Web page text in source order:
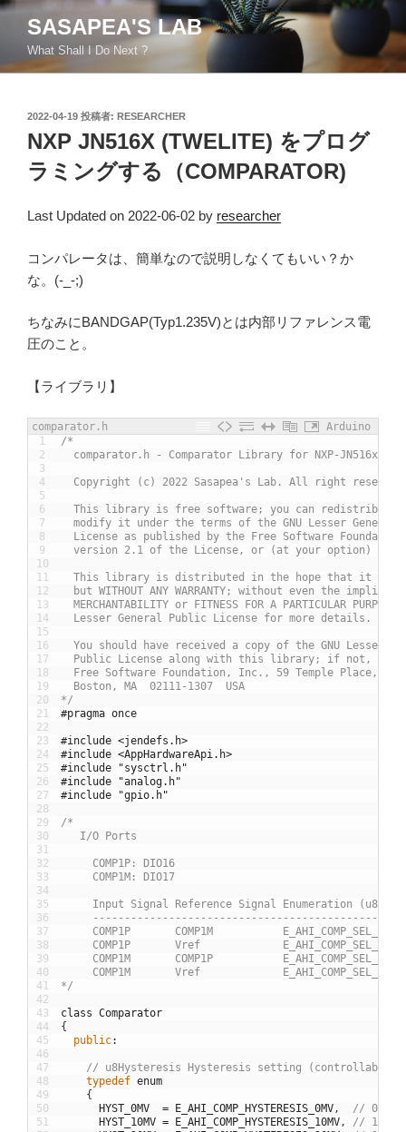
コ
ン
SASAPEA'S LAB
What Shall I Do Next ?
投
稿
日:
2022-04-19 投稿者: RESEARCHER
NXP JN516X (TWELITE) をプログ
ラミングする（COMPARATOR)
Last Updated on 2022-06-02 by researcher
コンパレータは、簡単なので説明しなくてもいい？か
な。(-_-;)
ちなみにBANDGAP(Typ1.235V)とは内部リファレンス電
圧のこと。
【ライブラリ】
comparator.h
Arduino
1
2
3
4
5
6
7
8
9
10
11
12
13
14
15
16
17
18
19
20
21
22
23
24
25
26
27
28
29
30
31
32
33
34
35
36
37
38
39
40
41
42
43
44
45
46
47
48
49
50
51
/*
comparator.h - Comparator Library for NXP-JN516x
Copyright (c) 2022 Sasapea's Lab. All right
This library is free software; you can redistribute
modify it under the terms of the GNU Lesser General
License as published by the Free Software
version 2.1 of the License, or (at your option) any
This library is distributed in the hope that it will
but WITHOUT ANY WARRANTY; without even the implied
MERCHANTABILITY or FITNESS FOR A PARTICULAR
Lesser General Public License for more details.
You should have received a copy of the GNU Lesser
Public License along with this library; if not,
Free Software Foundation, Inc., 59 Temple Place,
Boston, MA  02111-1307  USA
*/
#pragma once
#include <jendefs.h>
#include <AppHardwareApi.h>
#include "sysctrl.h"
#include "analog.h"
#include "gpio.h"
/*
I/O Ports
COMP1P: DIO16
COMP1M: DIO17
Input Signal Reference Signal Enumeration
COMP1P       COMP1M           E_AHI_COMP_SEL_EXT
COMP1P       Vref
COMP1M       COMP1P
COMP1M       Vref
*/
class Comparator
{
public:
// u8Hysteresis Hysteresis setting (controllable
typedef enum
{
HYST_0MV
= E_AHI_COMP_HYSTERESIS_0MV,
// 0mV
HYST_10MV = E_AHI_COMP_HYSTERESIS_10MV,
// 10mV